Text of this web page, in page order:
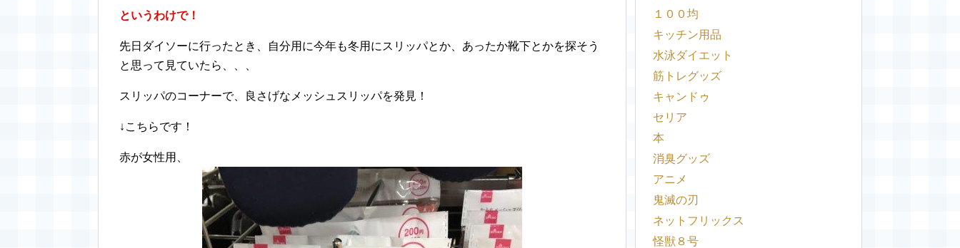
というわけで！
先日ダイソーに行ったとき、自分用に今年も冬用にスリッパとか、あったか靴下とかを探そう
と思って見ていたら、、、
スリッパのコーナーで、良さげなメッシュスリッパを発見！
↓こちらです！
赤が女性用、
１００均
キッチン用品
水泳ダイエット
筋トレグッズ
キャンドゥ
セリア
本
消臭グッズ
アニメ
鬼滅の刃
ネットフリックス
怪獣８号